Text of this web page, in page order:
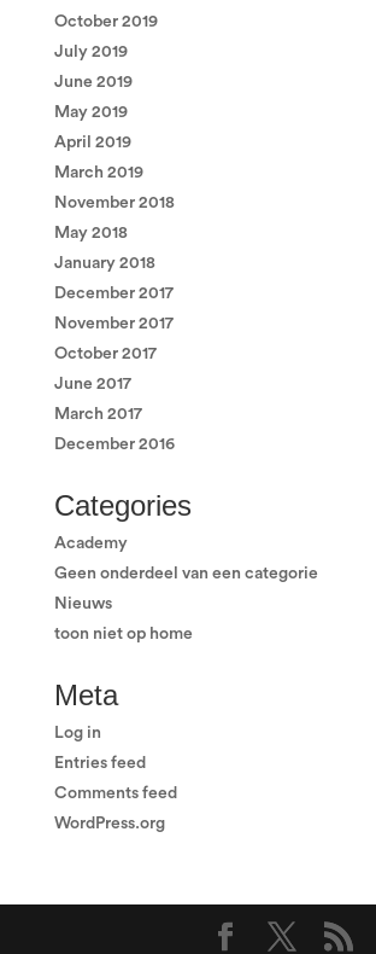
October 2019
July 2019
June 2019
May 2019
April 2019
March 2019
November 2018
May 2018
January 2018
December 2017
November 2017
October 2017
June 2017
March 2017
December 2016
Categories
Academy
Geen onderdeel van een categorie
Nieuws
toon niet op home
Meta
Log in
Entries feed
Comments feed
WordPress.org